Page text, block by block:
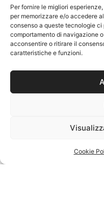
Per fornire le migliori
per memorizzare e/o accedere
consenso a queste tecnologie
comportamento di navigazione
acconsentire o ritirare il
caratteristiche e funzioni.
Cookie